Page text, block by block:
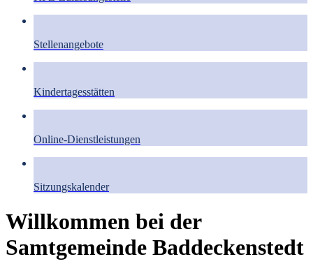
Stellenangebote
Kindertagesstätten
Online-Dienstleistungen
Sitzungskalender
Willkommen bei der
Samtgemeinde Baddeckenstedt